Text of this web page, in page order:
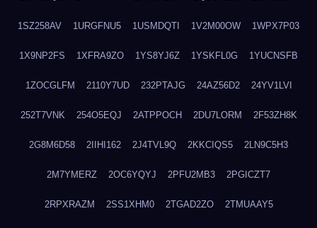
1SZ258AV 1URGFNU5 1USMDQTI 1V2M00OW 1WPX7P03
1X9NP2FS 1XFRA9ZO 1YS8YJ6Z 1YSKFL0G 1YUCNSFB
1ZOCGLFM 2110Y7UD 232PTAJG 24AZ56D2 24YV1LVI
252T7VNK 254O5EQJ 2ATPPOCH 2DU7LORM 2F53ZH8K
2G8M6D58 2IIHI162 2J4TVL9Q 2KKCIQS5 2LN9C5H3
2M7YMERZ 2OC6YQYJ 2PFU2MB3 2PGICZT7
2RPXRAZM 2SS1XHM0 2TGAD2ZO 2TMUAAY5